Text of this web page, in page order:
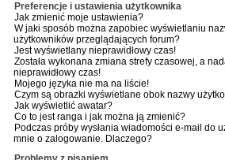
Preferencje i ustawienia użytkownika
Jak zmienić moje ustawienia?
W jaki sposób można zapobiec wyświetlaniu
użytkowników przeglądających forum?
Jest wyświetlany nieprawidłowy czas!
Została wykonana zmiana strefy czasowej, a
nieprawidłowy czas!
Mojego języka nie ma na liście!
Czym są obrazki wyświetlane obok nazwy
Jak wyświetlić awatar?
Co to jest ranga i jak można ją zmienić?
Podczas próby wysłania wiadomości e-mail do
mnie o zalogowanie. Dlaczego?